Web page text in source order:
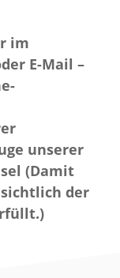
im
E-Mail –
unserer
(Damit
der